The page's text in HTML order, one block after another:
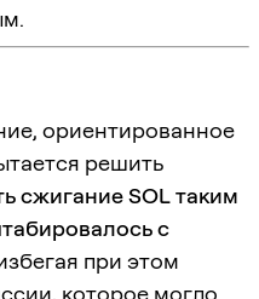
ориентированное
решить
сжигание SOL таким
с
при этом
которое могло